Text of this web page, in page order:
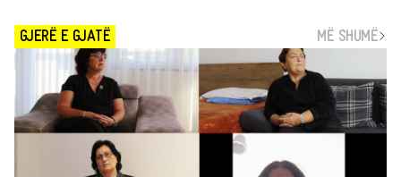
GJERË E GJATË MË SHUMË